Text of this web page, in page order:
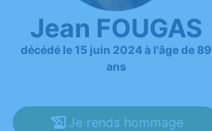
Jean FOUGAS
décédé le 15 juin 2024 à l'âge de 89
ans
Je rends hommage